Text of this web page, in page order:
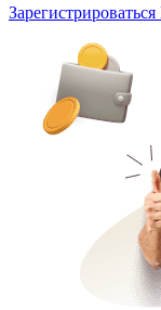
Зарегистрироваться